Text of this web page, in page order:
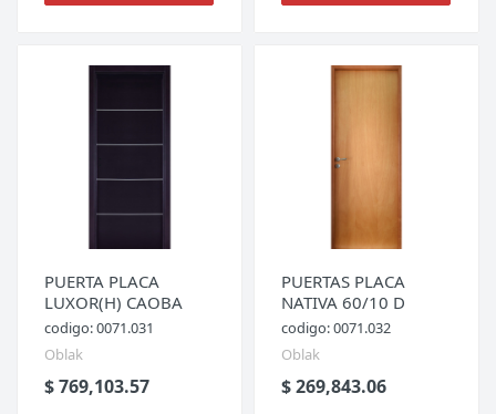
PUERTA PLACA
LUXOR(H) CAOBA
codigo: 0071.031
Oblak
$ 769,103.57
PUERTAS PLACA
NATIVA 60/10 D
codigo: 0071.032
Oblak
$ 269,843.06